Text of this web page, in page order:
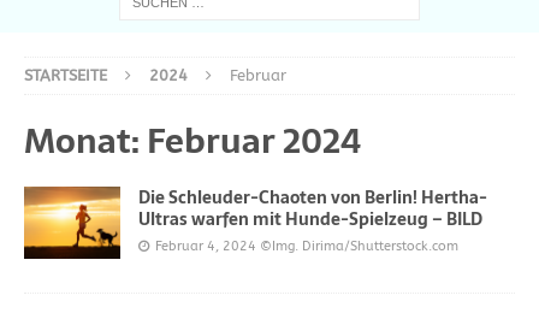
STARTSEITE 2024 Februar
Monat:Februar 2024
Die Schleuder-Chaoten von Berlin! Hertha-
Ultras warfen mit Hunde-Spielzeug – BILD
Februar 4, 2024 ©Img. Dirima/Shutterstock.com